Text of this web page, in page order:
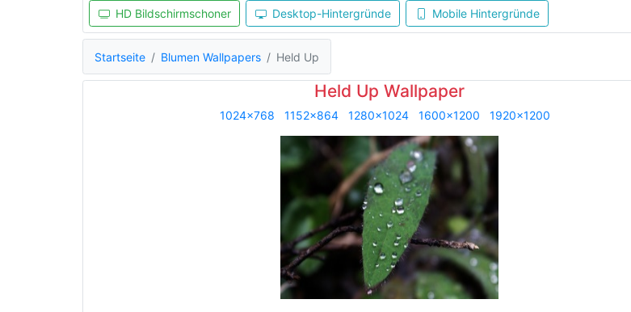
HD Bildschirmschoner Desktop-Hintergründe Mobile Hintergründe
Startseite Blumen Wallpapers Held Up
Held Up Wallpaper
1024x768 1152x864 1280x1024 1600x1200 1920x1200